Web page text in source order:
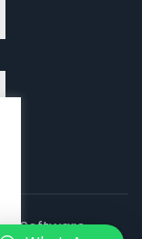
Software–